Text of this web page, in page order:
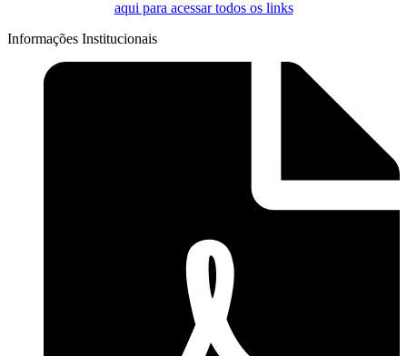
aqui para acessar todos os links
Informações Institucionais